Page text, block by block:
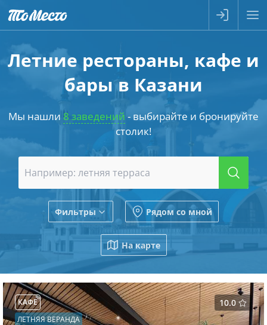
Летние рестораны, кафе и
бары в Казани
Мы нашли 8 заведений- выбирайте и бронируйте
столик!
Фильтры Рядом со мной
На карте
10.0
КАФЕ
ЛЕТНЯЯ ВЕРАНДА